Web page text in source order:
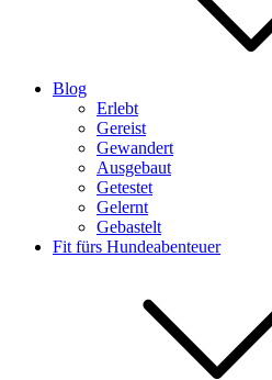
Blog
Erlebt
Gereist
Gewandert
Ausgebaut
Getestet
Gelernt
Gebastelt
Fit fürs Hundeabenteuer